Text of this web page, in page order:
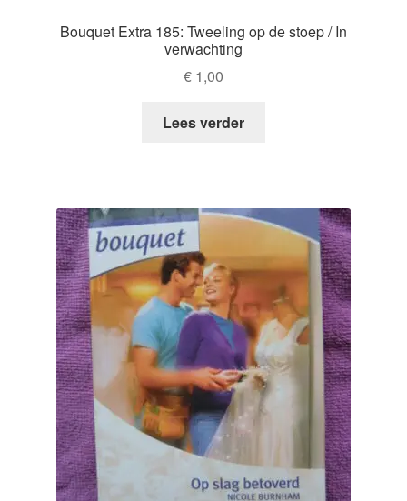
Bouquet Extra 185: Tweeling op de stoep / In
verwachting
€ 1,00
Lees verder